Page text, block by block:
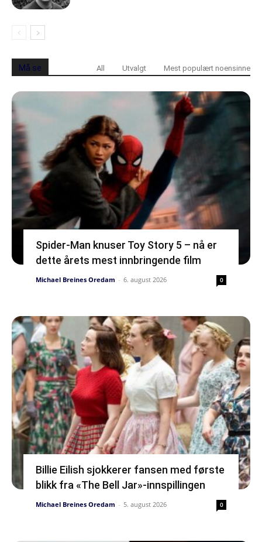
Må se All Utvalgt Mest populært noensinne
Spider-Man knuser Toy Story 5 – nå er
dette årets mest innbringende film
Michael Breines Oredam - 6. august 2026 0
Billie Eilish sjokkerer fansen med første
blikk fra «The Bell Jar»-innspillingen
Michael Breines Oredam - 5. august 2026 0